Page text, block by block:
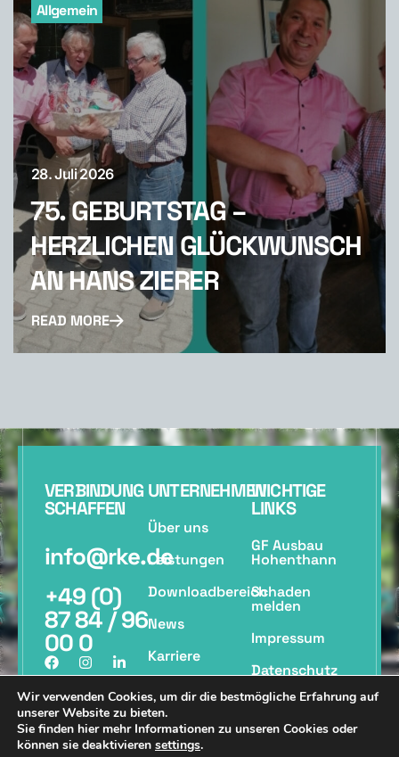
Allgemein
28. Juli 2026
75. GEBURTSTAG –
HERZLICHEN GLÜCKWUNSCH
AN HANS ZIERER
READ MORE
VERBINDUNG
SCHAFFEN
info@rke.de
+49 (0)
87 84 / 96
00 0
UNTERNEHMEN
Über uns
Leistungen
Downloadbereich
News
Karriere
Kontakt
WICHTIGE
LINKS
GF Ausbau
Hohenthann
Schaden
melden
Impressum
Datenschutz
© 2026 RKE König. All Rights Reserved
Wir verwenden Cookies, um dir die bestmögliche Erfahrung auf
unserer Website zu bieten.
Sie finden hier mehr Informationen zu unseren Cookies oder
können sie deaktivieren settings.